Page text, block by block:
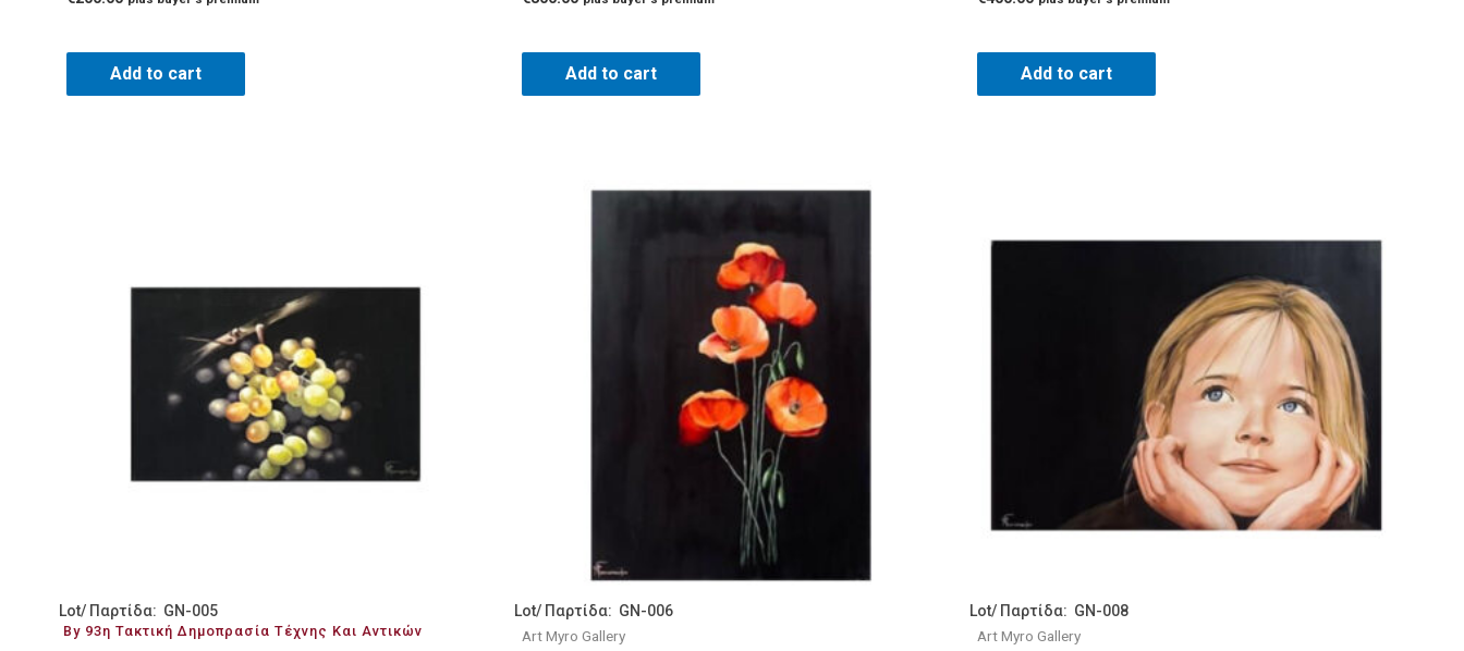
Add to cart Add to cart Add to cart
Lot/ Παρτίδα: GN-005
By 93η Τακτική Δημοπρασία Τέχνης Και Αντικών
Lot/ Παρτίδα: GN-006
Art Myro Gallery
Lot/ Παρτίδα: GN-008
Art Myro Gallery